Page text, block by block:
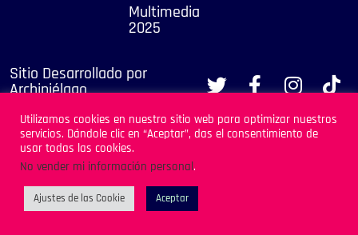
Multimedia
2025
Sitio Desarrollado por
Archipiélago
Utilizamos cookies en nuestro sitio web para optimizar nuestros
servicios. Dándole clic en “Aceptar”, das el consentimiento de
usar todas las cookies.
No vender mi información personal.
Ajustes de las Cookie Aceptar